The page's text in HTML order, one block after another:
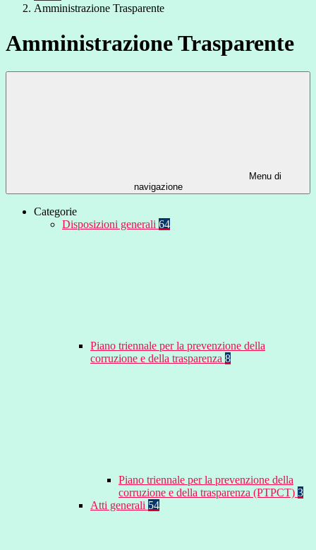
Amministrazione Trasparente
Amministrazione Trasparente
Menu di
navigazione
Categorie
Disposizioni generali 64
Piano triennale per la prevenzione della
corruzione e della trasparenza 8
Piano triennale per la prevenzione della
corruzione e della trasparenza (PTPCT) 3
Atti generali 54